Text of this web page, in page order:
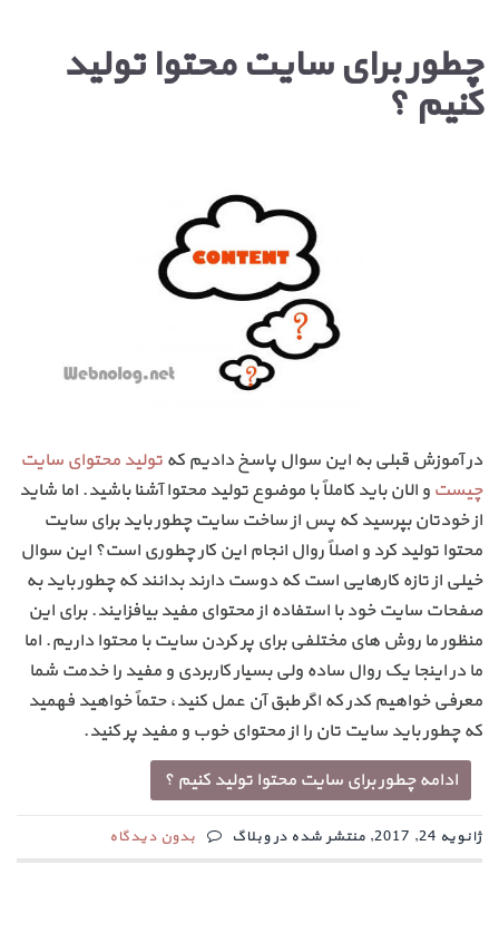
چطور برای سایت محتوا تولید
کنیم ؟
در آموزش قبلی به این سوال پاسخ دادیم که تولید محتوای سایت
چیست و الان باید کاملاً با موضوع تولید محتوا آشنا باشید. اما شاید
از خودتان بپرسید که پس از ساخت سایت چطور باید برای سایت
محتوا تولید کرد و اصلاً روال انجام این کار چطوری است؟ این سوال
خیلی از تازه کارهایی است که دوست دارند بدانند که چطور باید به
صفحات سایت خود با استفاده از محتوای مفید بیافزایند. برای این
منظور ما روش های مختلفی برای پر کردن سایت با محتوا داریم. اما
ما در اینجا یک روال ساده ولی بسیار کاربردی و مفید را خدمت شما
معرفی خواهیم کدر که اگر طبق آن عمل کنید، حتماً خواهید فهمید
که چطور باید سایت تان را از محتوای خوب و مفید پر کنید.
ادامه چطور برای سایت محتوا تولید کنیم ؟
ژانویه 24, 2017, منتشر شده در وبلاگ بدون دیدگاه